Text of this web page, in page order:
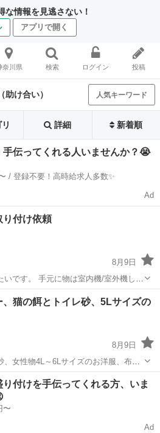
な情報を見逃さない！
アプリで開く
奈川県 検索 ログイン 投稿
け合い） 人気キーワード
詳細 新着順
手伝ってくれる人いませんか？😭
日給例1万円〜 / 登録不要！高時給求人多数✨
Ad
り付け依頼
8月9日
機/室外機しか
か その辺は無いです 設置場所
複雑なホースの取巻きは無いですが
手伝って/助けて 取り付け
、猫の餌とトイレ砂、5Lサイズの
8月9日
、女性物4L～6Lサイズのお洋服、布団
を探しています。 真剣な募集の為、嫌
ッセージは通報させて頂きます。 ス
手伝って/助けて
り付けを手伝ってくれる方、いま
〜
Ad